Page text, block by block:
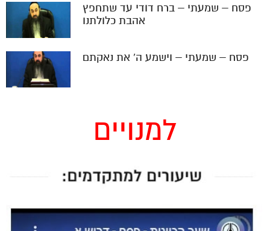
פסח – שמעתי – ברח דודי עד שתחפץ
אהבת כלולתנו
פסח – שמעתי – וישמע ה' את נאקתם
למנויים